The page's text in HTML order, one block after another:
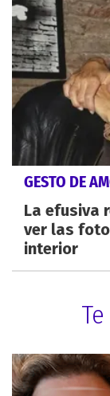
GESTO DE
La efusiva
ver las
interior